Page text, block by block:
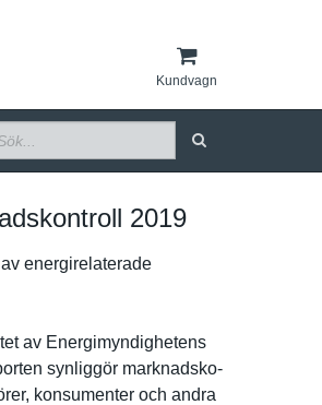
Kundvagn
2019
energirela­terade
av Energimynd­ighetens
synliggör marknadsko­
konsumente­r och andra